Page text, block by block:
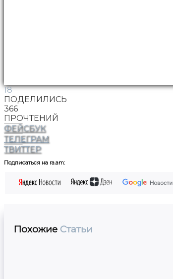
18
ПОДЕЛИЛИСЬ
366
ПРОЧТЕНИЙ
ФЕЙСБУК
ТЕЛЕГРАМ
ТВИТТЕР
Подписаться на ra.am:
Похожие Статьи